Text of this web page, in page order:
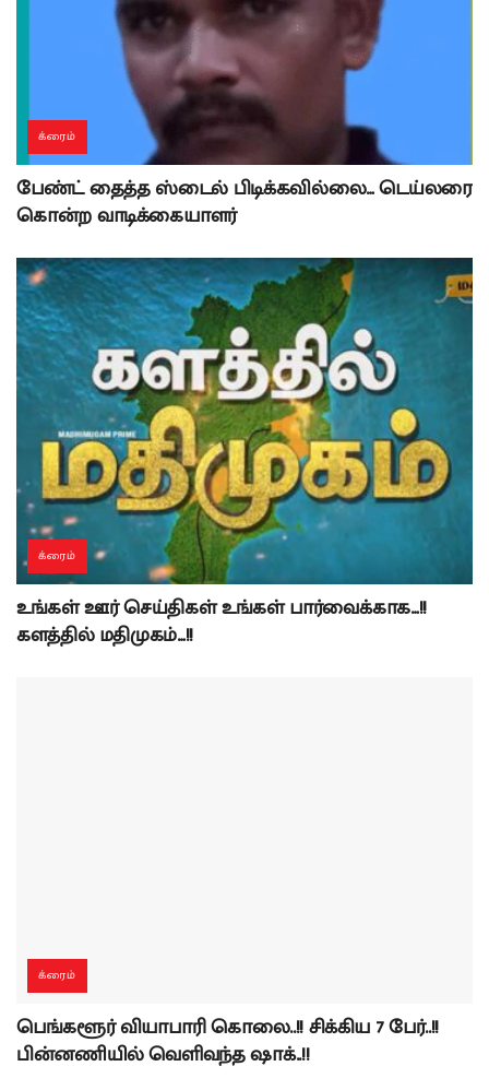
க்ரைம்
பேண்ட் தைத்த ஸ்டைல் பிடிக்கவில்லை… டெய்லரை
கொன்ற வாடிக்கையாளர்
க்ரைம்
உங்கள் ஊர் செய்திகள் உங்கள் பார்வைக்காக…!!
களத்தில் மதிமுகம்…!!
க்ரைம்
பெங்களூர் வியாபாரி கொலை..!! சிக்கிய 7 பேர்..!!
பின்னணியில் வெளிவந்த ஷாக்..!!